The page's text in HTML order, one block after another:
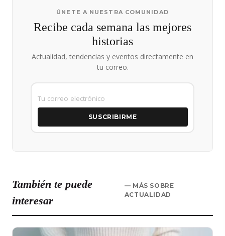
ÚNETE A NUESTRA COMUNIDAD
Recibe cada semana las mejores
historias
Actualidad, tendencias y eventos directamente en
tu correo.
SUSCRIBIRME
También te puede
interesar
— MÁS SOBRE
ACTUALIDAD